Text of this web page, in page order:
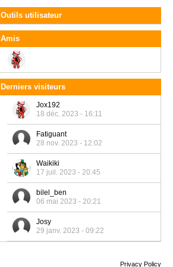
Outils utilisateur
Amis
Derniers visiteurs
Jox192
18 déc. 2023 - 16:11
Fatiguant
28 nov. 2023 - 12:02
Waikiki
17 juil. 2023 - 20:45
bilel_ben
06 mai 2023 - 20:21
Josy
29 janv. 2023 - 09:22
Privacy Policy